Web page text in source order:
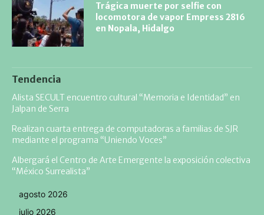
Trágica muerte por selfie con
locomotora de vapor Empress 2816
en Nopala, Hidalgo
Tendencia
Alista SECULT encuentro cultural “Memoria e Identidad” en
Jalpan de Serra
Realizan cuarta entrega de computadoras a familias de SJR
mediante el programa “Uniendo Voces”
Albergará el Centro de Arte Emergente la exposición colectiva
“México Surrealista”
agosto 2026
julio 2026